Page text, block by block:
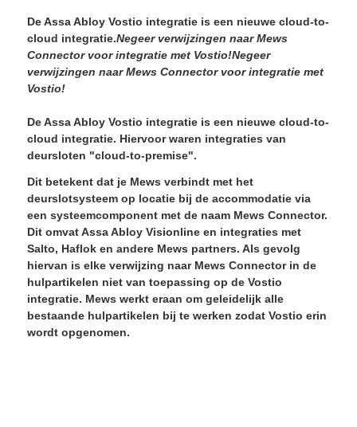
De Assa Abloy Vostio integratie is een nieuwe cloud-to-
cloud integratie.Negeer verwijzingen naar Mews
Connector voor integratie met Vostio!Negeer
verwijzingen naar Mews Connector voor integratie met
Vostio!
De Assa Abloy Vostio integratie is een nieuwe cloud-to-
cloud integratie. Hiervoor waren integraties van
deursloten "cloud-to-premise".
Dit betekent dat je Mews verbindt met het
deurslotsysteem op locatie bij de accommodatie via
een systeemcomponent met de naam Mews Connector.
Dit omvat Assa Abloy Visionline en integraties met
Salto, Haflok en andere Mews partners. Als gevolg
hiervan is elke verwijzing naar Mews Connector in de
hulpartikelen niet van toepassing op de Vostio
integratie. Mews werkt eraan om geleidelijk alle
bestaande hulpartikelen bij te werken zodat Vostio erin
wordt opgenomen.